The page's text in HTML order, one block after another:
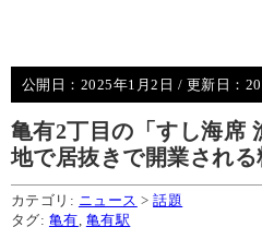
公開日： 2025年1月2日 / 更新日：
亀有2丁目の「すし海席
地で居抜きで開業され
カテゴリ: ニュース >話題
タグ: 亀有 亀有駅